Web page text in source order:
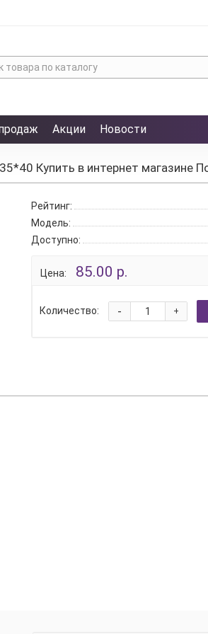
Акции Новости
Купить в интернет магазине
Рейтинг:
Модель:
Доступно:
Цена: 85.00 р.
Количество: +
-